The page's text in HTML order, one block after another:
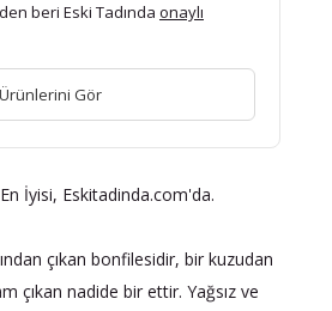
beri Eski Tadında onaylı
Gör
İyisi, Eskitadinda.com'da.
çıkan bonfilesidir, bir kuzudan
çıkan nadide bir ettir. Yağsız ve